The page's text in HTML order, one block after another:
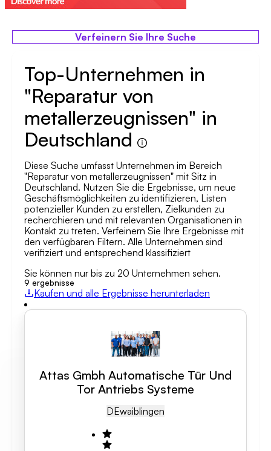
Verfeinern Sie Ihre Suche
Top-Unternehmen in
"Reparatur von
metallerzeugnissen" in
Deutschland
Diese Suche umfasst Unternehmen im Bereich
"Reparatur von metallerzeugnissen" mit Sitz in
Deutschland. Nutzen Sie die Ergebnisse, um neue
Geschäftsmöglichkeiten zu identifizieren, Listen
potenzieller Kunden zu erstellen, Zielkunden zu
recherchieren und mit relevanten Organisationen in
Kontakt zu treten. Verfeinern Sie Ihre Ergebnisse mit
den verfügbaren Filtern. Alle Unternehmen sind
verifiziert und entsprechend klassifiziert
Sie können nur bis zu 20 Unternehmen sehen.
9 ergebnisse
Kaufen und alle Ergebnisse herunterladen
Attas Gmbh Automatische Tür Und
Tor Antriebs Systeme
DEWaiblingen